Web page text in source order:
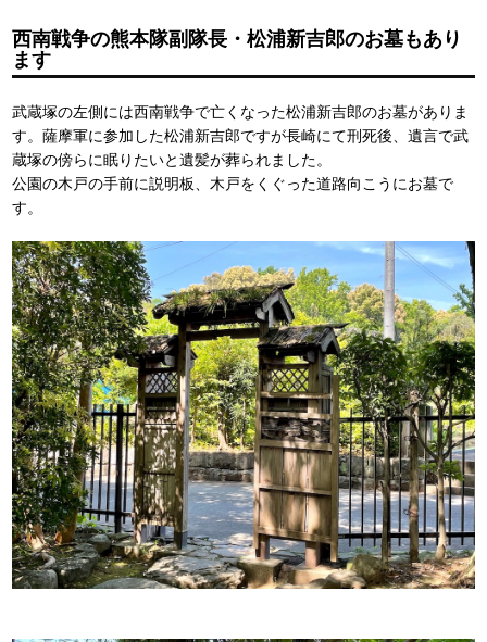
西南戦争の熊本隊副隊長・松浦新吉郎のお墓もあり
ます
武蔵塚の左側には西南戦争で亡くなった松浦新吉郎のお墓がありま
す。薩摩軍に参加した松浦新吉郎ですが長崎にて刑死後、遺言で武
蔵塚の傍らに眠りたいと遺髪が葬られました。
公園の木戸の手前に説明板、木戸をくぐった道路向こうにお墓で
す。